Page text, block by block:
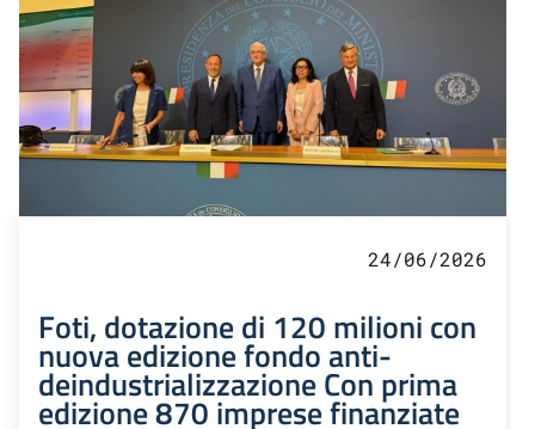
24/06/2026
Foti, dotazione di 120 milioni con
nuova edizione fondo anti-
deindustrializzazione Con prima
edizione 870 imprese finanziate